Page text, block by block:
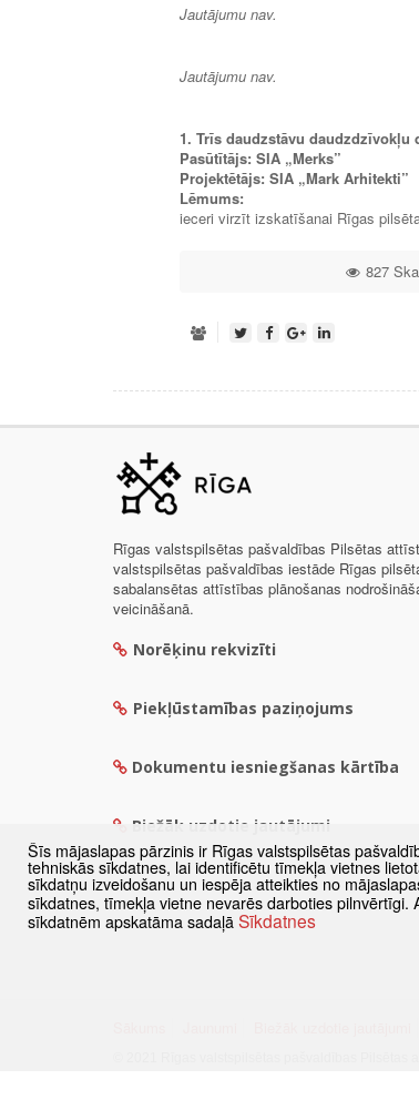
Jautājumu nav.
Jautājumu nav.
1. Trīs daudzstāvu daudzdzīvokļu
Pasūtītājs: SIA „Merks”
Projektētājs: SIA „Mark Arhitekti”
Lēmums:
ieceri virzīt izskatīšanai Rīgas
827
Rīgas valstspilsētas pašvaldības Pilsētas
valstspilsētas pašvaldības iestāde Rīgas
sabalansētas attīstības plānošanas
veicināšanā.
Norēķinu rekvizīti
Piekļūstamības paziņojums
Dokumentu iesniegšanas kārtība
Biežāk uzdotie jautājumi
Šīs mājaslapas pārzinis ir Rīgas valstspilsētas
tehniskās sīkdatnes, lai identificētu tīmekļa vietnes
sīkdatņu izveidošanu un iespēja atteikties no
sīkdatnes, tīmekļa vietne nevarēs darboties
sīkdatnēm apskatāma sadaļā Sīkdatnes